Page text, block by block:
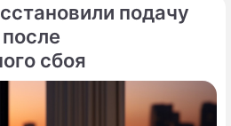
подачу
сбоя